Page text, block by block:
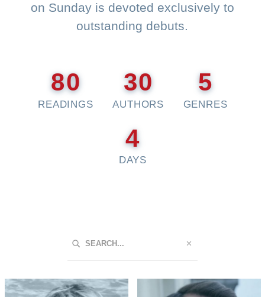
on Sunday is devoted exclusively to
outstanding debuts.
80
READINGS
30
AUTHORS
5
GENRES
4
DAYS